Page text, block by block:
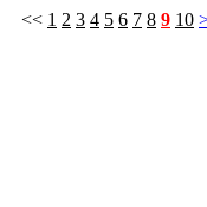
<< 1 2 3 4 5 6 7 8 9 10